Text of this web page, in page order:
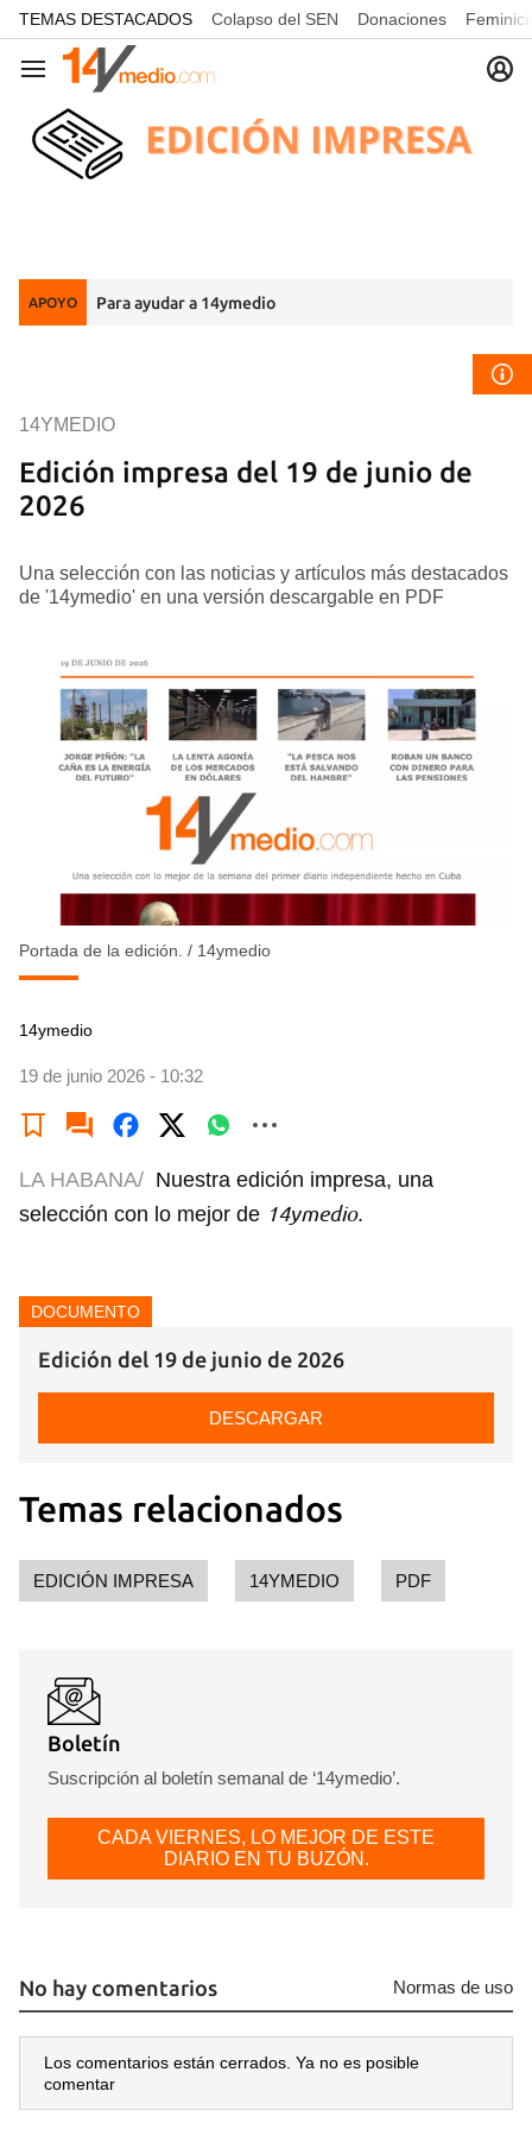
common.go-to-content
TEMAS DESTACADOS Colapso del SEN Donaciones
Navegación
APOYO Para ayudar a 14ymedio
Edición impresa del 19 de junio de
2026
14YMEDIO
Una selección con las noticias y artículos más destacados
de '14ymedio' en una versión descargable en PDF
Portada de la edición. / 14ymedio
14ymedio
19 de junio 2026 - 10:32
LA HABANA/ Nuestra edición impresa, una
selección con lo mejor de 14ymedio.
DOCUMENTO
Edición del 19 de junio de 2026
DESCARGAR
Temas relacionados
EDICIÓN IMPRESA 14YMEDIO PDF
Boletín
Suscripción al boletín semanal de ‘14ymedio’.
CADA VIERNES, LO MEJOR DE ESTE
DIARIO EN TU BUZÓN.
No hay comentarios Normas de uso
Los comentarios están cerrados. Ya no es posible
comentar